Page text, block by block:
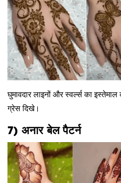
घुमावदार लाइनों और स्वर्ल्स का
ग्रेस दिखे।
7) अनार बेल पैटर्न